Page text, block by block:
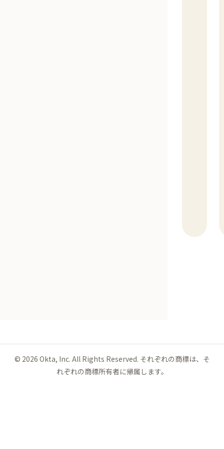
© 2026 Okta, Inc. All Rights Reserved. それぞれの商標は、そ
れぞれの商標所有者に帰属します。